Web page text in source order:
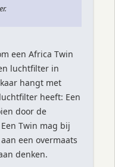
een Africa Twin
luchtfilter in
hangt met
heeft: Een
door de
Een Twin mag bij
een overmaats
denken.